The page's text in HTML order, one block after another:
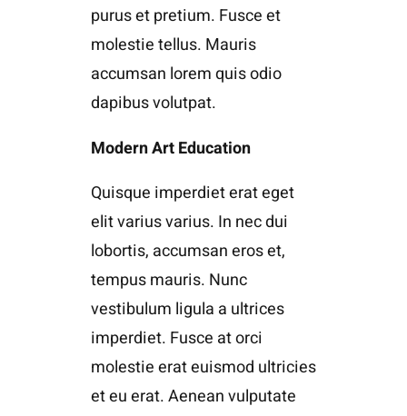
purus et pretium. Fusce et
molestie tellus. Mauris
accumsan lorem quis odio
dapibus volutpat.
Modern Art Education
Quisque imperdiet erat eget
elit varius varius. In nec dui
lobortis, accumsan eros et,
tempus mauris. Nunc
vestibulum ligula a ultrices
imperdiet. Fusce at orci
molestie erat euismod ultricies
et eu erat. Aenean vulputate